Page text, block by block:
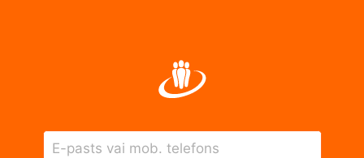
E-pasts vai mob. telefons